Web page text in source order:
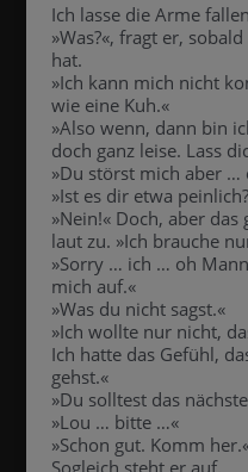
Ich lasse die Arme
»Was?«, fragt er,
hat.
»Ich kann mich nicht
wie eine Kuh.«
»Also wenn, dann bin
doch ganz leise. Lass
»Du störst mich aber …
»Ist es dir etwa
»Nein!« Doch, aber
laut zu. »Ich brauche
»Sorry … ich … oh
mich auf.«
»Was du nicht sagst.«
»Ich wollte nur nicht,
Ich hatte das Gefühl,
gehst.«
»Du solltest das
»Lou … bitte …«
»Schon gut. Komm